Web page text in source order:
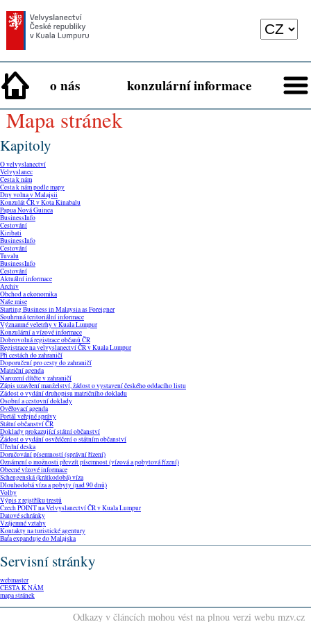
o nás konzulární informace
mapa stránek
Kapitoly
O velvyslanectví
Velvyslanec
Cesta k nám
Cesta k nám podle mapy
Dny volna v Malajsii
Konzulát ČR v Kota Kinabalu
Papua Nová Guinea
BusinessInfo
Cestování
Kiribati
BusinessInfo
Cestování
Tuvalu
BusinessInfo
Cestování
Aktuální informace
Archiv
Obchod a ekonomika
Naše mise
Starting Business in Malaysia as Foreigner
Souhrnná teritoriální informace
Významné veletrhy v Kuala Lumpur
Konzulární a vízové informace
Dobrovolná registrace občanů ČR
Registrace na velvyslanectví ČR v Kuala Lumpur
Při cestách do zahraničí
Doporučení pro cesty do zahraničí
Matriční agenda
Narození dítěte v zahraničí
Zápis uzavření manželství, žádost o vystavení českého oddacího listu
Žádost o vydání druhopisu matričního dokladu
Osobní a cestovní doklady
Ověřovací agenda
Portál veřejné správy
Státní občanství ČR
Doklady prokazující státní občanství
Žádost o vydání osvědčení o státním občanství
Úřední deska
Doručování písemností (správní řízení)
Oznámení o možnosti převzít písemnost (vízová a pobytová řízení)
Obecné vízové informace
Schengenská (krátkodobá) víza
Dlouhodobá víza a pobyty (nad 90 dnů)
Volby
Výpis z rejstříku trestů
Czech POINT na Velvyslanectví ČR v Kuala Lumpur
Datové schránky
Vzájemné vztahy
Kontakty na turistické agentury
Baťa expanduje do Malajska
Servisní stránky
webmaster
CESTA K NÁM
mapa stránek
Odkazy v článcích mohou vést na plnou verzi webu mzv.cz